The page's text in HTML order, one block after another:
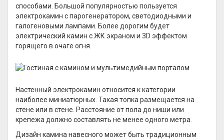
способами. Большой популярностью пользуется
электрокамин с парогенератором, светодиодными и
галогеновыми лампами. Более дорогим будет
электрический камин с ЖК экраном и 3D эффектом
горящего в очаге огня.
Настенный электрокамин относится к категории
наиболее миниатюрных. Такая топка размещается на
стене или в стене. Расстояние от пола до ниши или
крепежа должно составлять не менее одного метра.
Дизайн камина навесного может быть традиционным